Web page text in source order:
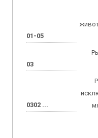
01-05
03
0302 ...